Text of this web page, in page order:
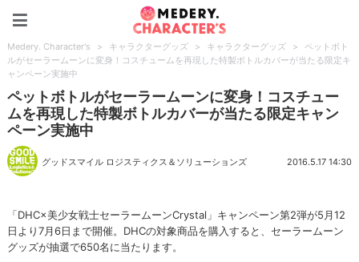
Medery. Character's > キャラクターグッズ > キャラクターグッズ >
ペットボト
ルがセーラームーンに変身！コスチュームを再現した特製ボトルカバーが当たる限定キ
ャンペーン実施中
ペットボトルがセーラームーンに変身！コスチュー
ムを再現した特製ボトルカバーが当たる限定キャン
ペーン実施中
グッドスマイル ロジスティクス＆ソリューションズ 2016.5.17 14:30
「DHC×美少女戦士セーラームーンCrystal」キャンペーン第2弾が5月12
日より7月6日まで開催。DHCの対象商品を購入すると、セーラームーン
グッズが抽選で650名に当たります。